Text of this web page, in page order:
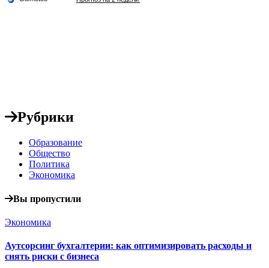
Рубрики
Образование
Общество
Политика
Экономика
Вы пропустили
Экономика
Аутсорсинг бухгалтерии: как оптимизировать расходы и
снять риски с бизнеса